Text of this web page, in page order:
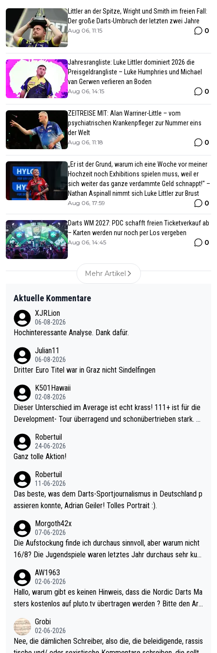
Littler an der Spitze, Wright und Smith im freien Fall:
Der große Darts-Umbruch der letzten zwei Jahre
Aug 06, 11:15 0
Jahresrangliste: Luke Littler dominiert 2026 die
Preisgeldrangliste – Luke Humphries und Michael
van Gerwen verlieren an Boden
Aug 06, 14:15 0
ZEITREISE MIT: Alan Warriner-Little – vom
psychiatrischen Krankenpfleger zur Nummer eins
der Welt
Aug 06, 11:18 0
„Er ist der Grund, warum ich eine Woche vor meiner
Hochzeit noch Exhibitions spielen muss, weil er
sich weiter das ganze verdammte Geld schnappt!" –
Nathan Aspinall nimmt sich Luke Littler zur Brust
Aug 06, 17:59 0
Darts WM 2027: PDC schafft freien Ticketverkauf ab
– Karten werden nur noch per Los vergeben
Aug 06, 14:45 0
Mehr Artikel
Aktuelle Kommentare
XJRLion
06-08-2026
Hochinteressante Analyse. Dank dafür.
Julian11
06-08-2026
Dritter Euro Titel war in Graz nicht Sindelfingen
K501Hawaii
02-08-2026
Dieser Unterschied im Average ist echt krass! 111+ ist für die
Development- Tour überragend und schonübertrieben stark. U
mal 40+ erst recht. Da gewinnst keinen Blumentopf - ist ja noc
h krasser wie ein Pokalspiel eines Kreisligisten vs einem Bund
Robertuil
24-06-2026
Ganz tolle Aktion!
Robertuil
11-06-2026
Das beste, was dem Darts-Sportjournalismus in Deutschland p
assieren konnte, Adrian Geiler! Tolles Portrait :).
Morgoth42x
07-06-2026
Die Aufstockung finde ich durchaus sinnvoll, aber warum nicht
16/8? Die Jugendspiele waren letztes Jahr durchaus sehr kurz
Allerdings ist Mitchell Lawrie als Nummer 1 der Welt eh qualifi
ziert. Somit ändert die automatische Qualifikation des Weltmei
sters erstmal nichts. Ich denke sie wollen damit für nächstes J
ohl wenig WDF Turniere spielen. Dies war bei Archie Self letzt
es Jahr der Fall. Er musste als amtierender Weltmeister durch
den Qualifier und ich glaube kaum, dass Mitchel sich das (in Ve
AW1963
02-06-2026
Hallo, warum gibt es keinen Hinweis, dass die Nordic Darts Ma
sters kostenlos auf pluto.tv übertragen werden ? Bitte den Arti
Grobi
02-06-2026
Nee, die dämlichen Schreiber, also die, die beleidigende, rassis